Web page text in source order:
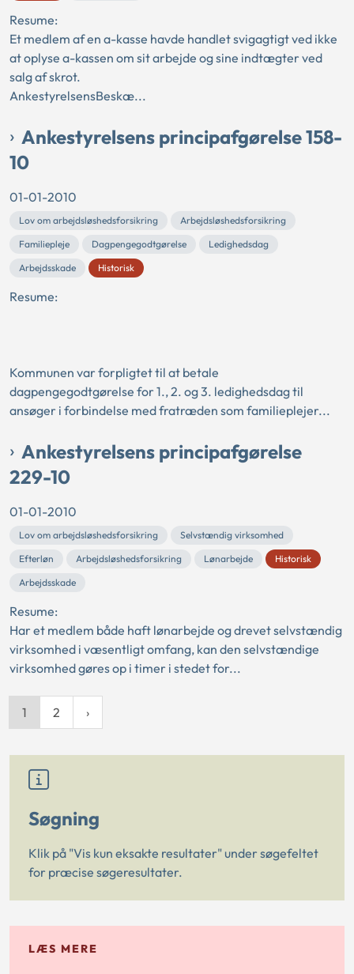
Resume:
Et medlem af en a-kasse havde handlet svigagtigt ved ikke
at oplyse a-kassen om sit arbejde og sine indtægter ved
salg af skrot.
AnkestyrelsensBeskæ...
Ankestyrelsens principafgørelse 158-
10
01-01-2010
Lov om arbejdsløshedsforsikring
Arbejdsløshedsforsikring
Familiepleje
Dagpengegodtgørelse
Ledighedsdag
Arbejdsskade
Historisk
Resume:
Kommunen var forpligtet til at betale
dagpengegodtgørelse for 1., 2. og 3. ledighedsdag til
ansøger i forbindelse med fratræden som familieplejer...
Ankestyrelsens principafgørelse
229-10
01-01-2010
Lov om arbejdsløshedsforsikring
Selvstændig virksomhed
Efterløn
Arbejdsløshedsforsikring Lønarbejde
Historisk
Arbejdsskade
Resume:
Har et medlem både haft lønarbejde og drevet selvstændig
virksomhed i væsentligt omfang, kan den selvstændige
virksomhed gøres op i timer i stedet for...
1 2
Søgning
Klik på "Vis kun eksakte resultater" under søgefeltet
for præcise søgeresultater.
LÆS MERE